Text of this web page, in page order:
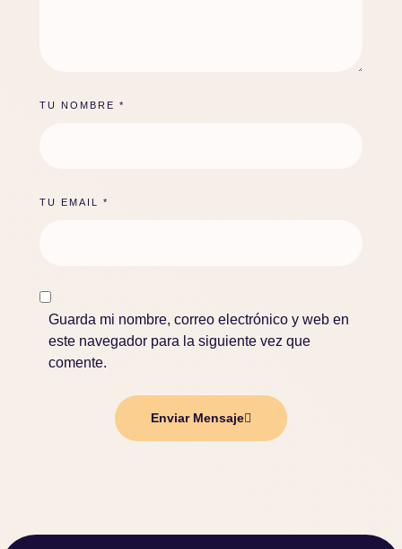
TU NOMBRE *
TU EMAIL *
Guarda mi nombre, correo electrónico y web en
este navegador para la siguiente vez que
comente.
Enviar Mensaje